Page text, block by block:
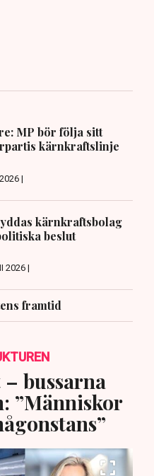
MP bör följa sitt
kärnkraftslinje
|
kärnkraftsbolag
beslut
2026 |
framtid
bussarna
”Människor